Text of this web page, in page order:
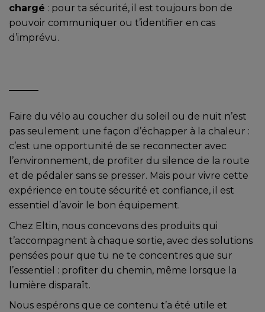
chargé : pour ta sécurité, il est toujours bon de
pouvoir communiquer ou t’identifier en cas
d’imprévu.
Faire du vélo au coucher du soleil ou de nuit n’est
pas seulement une façon d’échapper à la chaleur :
c’est une opportunité de se reconnecter avec
l’environnement, de profiter du silence de la route
et de pédaler sans se presser. Mais pour vivre cette
expérience en toute sécurité et confiance, il est
essentiel d’avoir le bon équipement.
Chez Eltin, nous concevons des produits qui
t’accompagnent à chaque sortie, avec des solutions
pensées pour que tu ne te concentres que sur
l’essentiel : profiter du chemin, même lorsque la
lumière disparaît.
Nous espérons que ce contenu t’a été utile et